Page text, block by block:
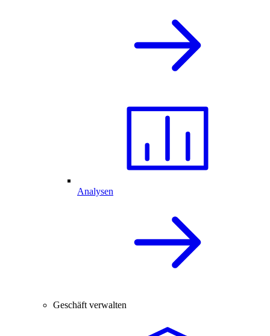
Analysen
Geschäft verwalten